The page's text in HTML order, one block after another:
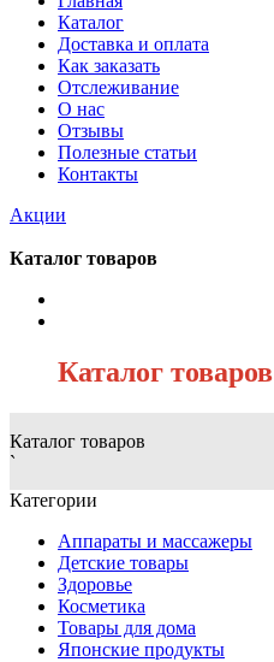
Каталог
Доставка и оплата
Как заказать
Отслеживание
О нас
Отзывы
Полезные статьи
Контакты
Акции
Каталог товаров
Каталог товаров
Каталог товаров
`
Категории
Аппараты и массажеры
Детские товары
Здоровье
Косметика
Товары для дома
Японские продукты